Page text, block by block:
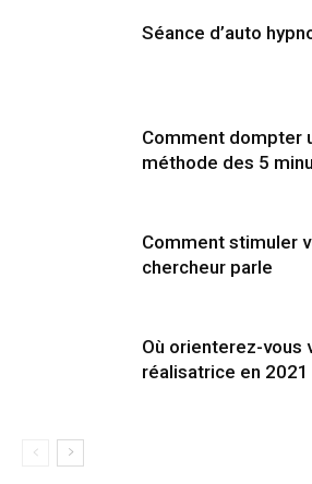
Séance d’auto
Comment dompter
méthode des 5
Comment stimuler
chercheur parle
Où orienterez-vous
réalisatrice en 2021